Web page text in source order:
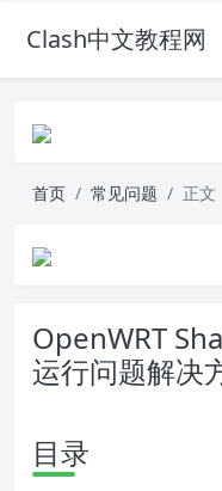
Clash中文教程网
首页 常见问题 正文
OpenWRT
运行问题解决
目录